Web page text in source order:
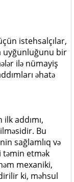
istehsalçılar,
uyğunluğunu bir
ilə nümayiş
əhatə
addımı,
Bu
sağlamlıq və
təmin etmək
mexaniki,
ki, məhsul